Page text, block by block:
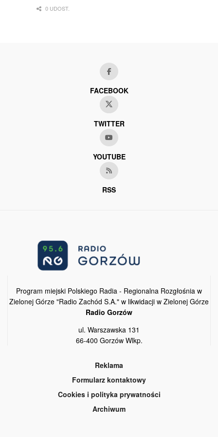
0 UDOST.
FACEBOOK
TWITTER
YOUTUBE
RSS
Program miejski Polskiego Radia - Regionalna Rozgłośnia w
Zielonej Górze "Radio Zachód S.A." w likwidacji w Zielonej Górze
Radio Gorzów
ul. Warszawska 131
66-400 Gorzów Wlkp.
Reklama
Formularz kontaktowy
Cookies i polityka prywatności
Archiwum